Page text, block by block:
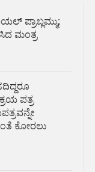
ಪ್ರಾಬ್ಲಮ್ಮು;
ಮಂತ್ರ
ಪತ್ರ
ಕೋರಲು